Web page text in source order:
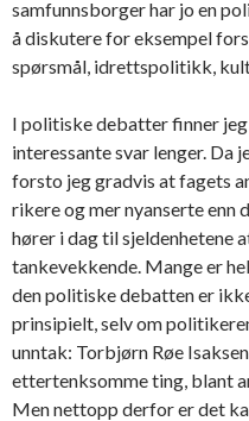
samfunnsborger har jo en
å diskutere for eksempel
spørsmål, idrettspolitikk,
I politiske debatter finner
interessante svar lenger. Da
forsto jeg gradvis at fagets
rikere og mer nyanserte enn
hører i dag til sjeldenhetene
tankevekkende. Mange er
den politiske debatten er
prinsipielt, selv om
unntak: Torbjørn Røe
ettertenksomme ting, blant
Men nettopp derfor er det